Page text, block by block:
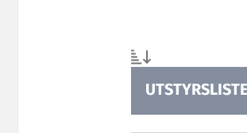
UTSTYRSLISTE